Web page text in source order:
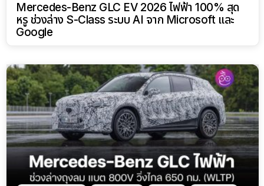
Mercedes-Benz GLC EV 2026 ไฟฟ้า 100% สุด
หรู ช่วงล่าง S-Class ระบบ AI จาก Microsoft และ
Google